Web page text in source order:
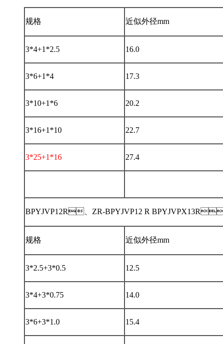
规格 近似外径mm
3*4+1*2.5 16.0
3*6+1*4 17.3
3*10+1*6 20.2
3*16+1*10 22.7
3*25+1*16 27.4
BPYJVP12R、ZR-BPYJVP12 R BPYJVPX13R、
规格 近似外径mm
3*2.5+3*0.5 12.5
3*4+3*0.75 14.0
3*6+3*1.0 15.4